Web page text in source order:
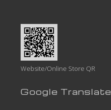
Website/Online Store QR
Google Translate